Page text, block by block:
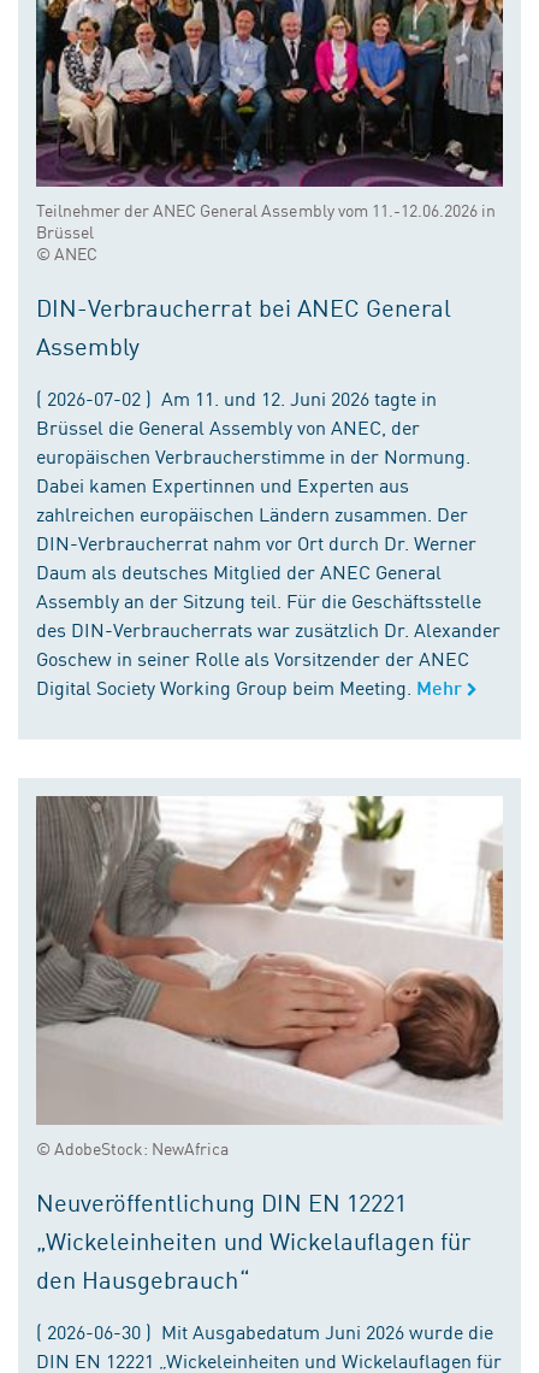
Teilnehmer der ANEC General Assembly vom 11.-12.06.2026 in
Brüssel
© ANEC
DIN-Verbraucherrat bei ANEC General
Assembly
( 2026-07-02 ) Am 11. und 12. Juni 2026 tagte in
Brüssel die General Assembly von ANEC, der
europäischen Verbraucherstimme in der Normung.
Dabei kamen Expertinnen und Experten aus
zahlreichen europäischen Ländern zusammen. Der
DIN-Verbraucherrat nahm vor Ort durch Dr. Werner
Daum als deutsches Mitglied der ANEC General
Assembly an der Sitzung teil. Für die Geschäftsstelle
des DIN-Verbraucherrats war zusätzlich Dr. Alexander
Goschew in seiner Rolle als Vorsitzender der ANEC
Digital Society Working Group beim Meeting. Mehr
© AdobeStock: NewAfrica
Neuveröffentlichung DIN EN 12221
„Wickeleinheiten und Wickelauflagen für
den Hausgebrauch“
( 2026-06-30 ) Mit Ausgabedatum Juni 2026 wurde die
DIN EN 12221 „Wickeleinheiten und Wickelauflagen für